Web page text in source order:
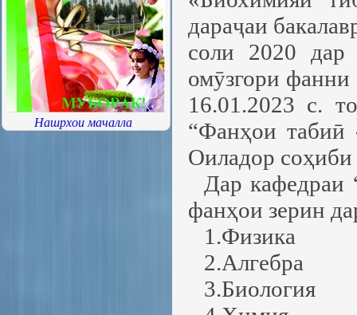
Нашрхои мачалла
дараҷаи
соли 2020
омӯзгори фанни
16.01.2023 с.
“Фанҳои табиӣ
Оиладор соҳиби
Дар кафедраи
фанҳои зерин
1.Физика
2.Алгебра
3.Биология